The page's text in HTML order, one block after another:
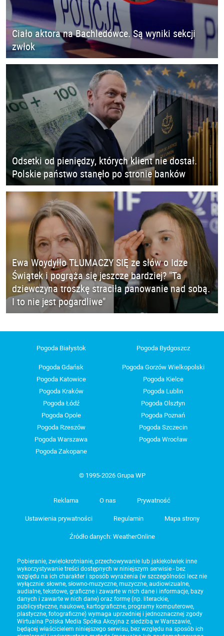
Ciało aktora na Bachledówce. Są wyniki sekcji
zwłok
Odsetki od pieniędzy, których klient nie dostał.
Polskie państwo stanęło po stronie banków
Ewa Woydyłło TŁUMACZY SIĘ ze słów o Idze
Świątek i pogrąża się jeszcze bardziej? "Ta
dziewczyna troszkę straciła panowanie nad sobą.
I to nie jest pogardliwe"
Pogoda Białystok Pogoda Bydgoszcz
Pogoda Gdańsk
Pogoda Gorzów Wielkopolski
Pogoda Katowice
Pogoda Kielce
Pogoda Kraków
Pogoda Lublin
Pogoda Łódź
Pogoda Olsztyn
Pogoda Opole
Pogoda Poznań
Pogoda Rzeszów
Pogoda Szczecin
Pogoda Warszawa
Pogoda Wrocław
Pogoda Zakopane
© 1995-2026 Grupa WP
Reklama O nas Prywatność
Ustawienia prywatności Regulamin Mapa strony
Źródło danych: WeatherOnline
Pobieranie, zwielokrotnianie, przechowywanie lub jakiekolwiek inne
wykorzystywanie treści dostępnych w niniejszym serwisie - bez
względu na ich charakter i sposób wyrażenia (w szczególności lecz nie
wyłącznie: słowne, słowno-muzyczne, muzyczne, audiowizualne,
audialne, tekstowe, graficzne i zawarte w nich dane i informacje, bazy
danych i zawarte w nich dane) oraz formę (np. literackie,
publicystyczne, naukowe, kartograficzne, programy komputerowe,
plastyczne, fotograficzne) wymaga uprzedniej i jednoznacznej zgody
Wirtualna Polska Media Spółka Akcyjna z siedzibą w Warszawie,
będącej właścicielem niniejszego serwisu, bez względu na sposób ich